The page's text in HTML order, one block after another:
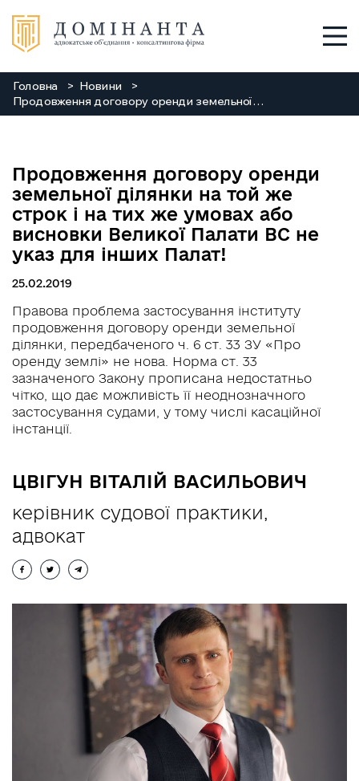
Послуги
Команда
Новини
Заходи
Контакти
+38 048 784 88 88
UARUEN
Головна
Новини
Продовження договору оренди земельної ділянки на той же строк і на тих же умовах або висновки Великої Палати ВС не указ для інших Палат!
Продовження договору оренди
земельної ділянки на той же
строк і на тих же умовах або
висновки Великої Палати ВС не
указ для інших Палат!
25.02.2019
Правова проблема застосування інституту
продовження договору оренди земельної
ділянки, передбаченого ч. 6 ст. 33 ЗУ «Про
оренду землі» не нова. Норма ст. 33
зазначеного Закону прописана недостатньо
чітко, що дає можливість її неоднозначного
застосування судами, у тому числі касаційної
інстанції.
ЦВІГУН ВІТАЛІЙ ВАСИЛЬОВИЧ
керівник судової практики,
адвокат